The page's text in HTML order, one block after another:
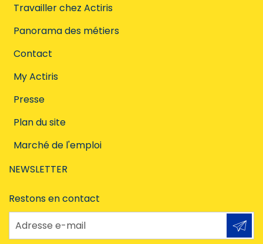
Travailler chez Actiris
Panorama des métiers
Contact
My Actiris
Presse
Plan du site
Marché de l'emploi
NEWSLETTER
Restons en contact
Adresse e-mail